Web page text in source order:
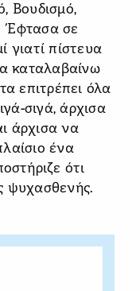
Βουδισμό,
Έφτασα σε
γιατί πίστευα
καταλαβαίνω
επιτρέπει όλα
σιγά, άρχισα
άρχισα να
ένα
ότι
ψυχασθενής.